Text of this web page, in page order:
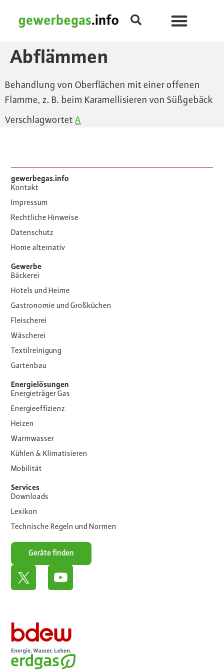
Abflämmen
Behandlung von Oberflächen mit einer offenen
Flamme, z. B. beim Karamellisieren von Süßgebäck
Verschlagwortet A
gewerbegas.info
Kontakt
Impressum
Rechtliche Hinweise
Datenschutz
Home alternativ
Gewerbe
Bäckerei
Hotels und Heime
Gastronomie und Großküchen
Fleischerei
Wäscherei
Textilreinigung
Gartenbau
Energielösungen
Energieträger Gas
Energieeffizienz
Heizen
Warmwasser
Kühlen & Klimatisieren
Mobilität
Services
Downloads
Lexikon
Technische Regeln und Normen
Geräte finden